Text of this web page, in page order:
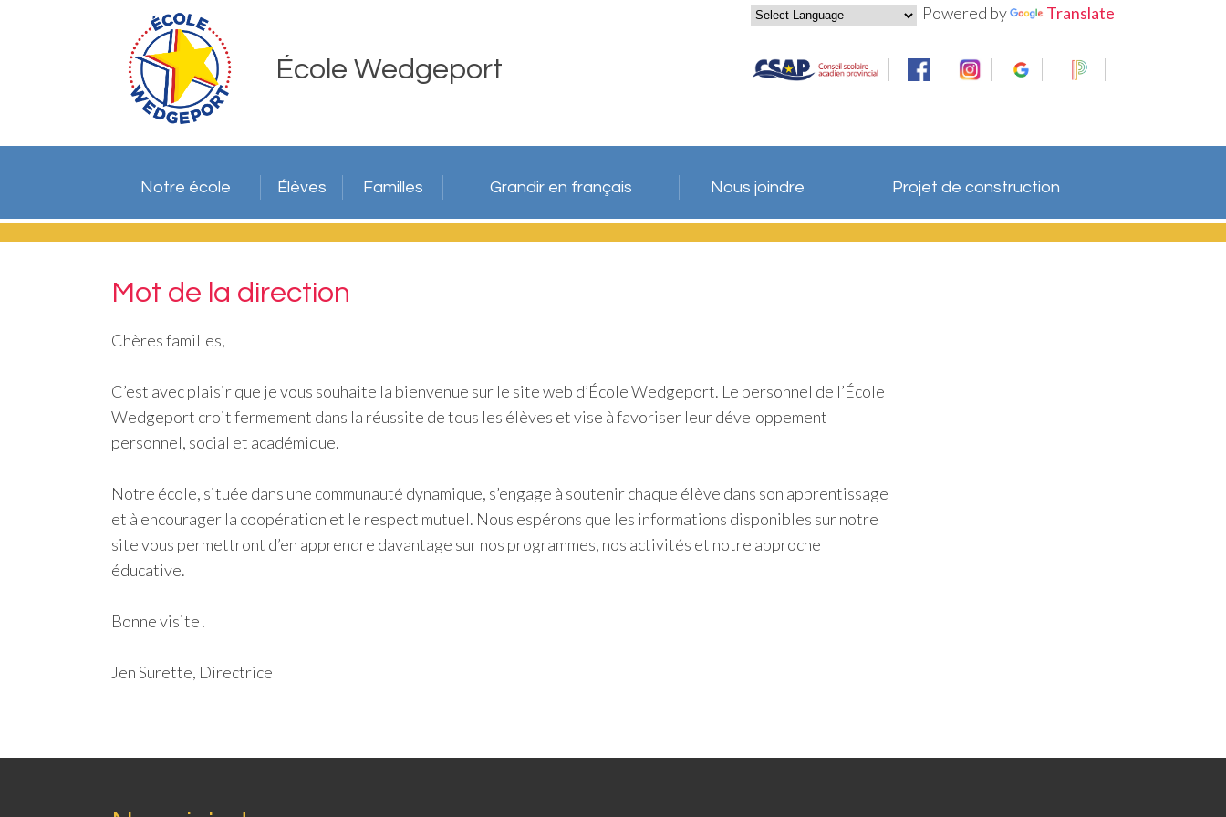
Powered by Translate
École Wedgeport
Notre école Élèves Familles Grandir en français Nous joindre Projet de construction
Mot de la direction
Chères familles,
C’est avec plaisir que je vous souhaite la bienvenue sur le site web d’École Wedgeport. Le personnel de l’École
Wedgeport croit fermement dans la réussite de tous les élèves et vise à favoriser leur développement
personnel, social et académique.
Notre école, située dans une communauté dynamique, s’engage à soutenir chaque élève dans son apprentissage
et à encourager la coopération et le respect mutuel. Nous espérons que les informations disponibles sur notre
site vous permettront d’en apprendre davantage sur nos programmes, nos activités et notre approche
éducative.
Bonne visite!
Jen Surette, Directrice